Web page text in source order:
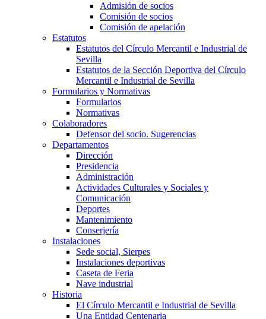
Admisión de socios
Comisión de socios
Comisión de apelación
Estatutos
Estatutos del Círculo Mercantil e Industrial de
Sevilla
Estatutos de la Sección Deportiva del Círculo
Mercantil e Industrial de Sevilla
Formularios y Normativas
Formularios
Normativas
Colaboradores
Defensor del socio. Sugerencias
Departamentos
Dirección
Presidencia
Administración
Actividades Culturales y Sociales y
Comunicación
Deportes
Mantenimiento
Conserjería
Instalaciones
Sede social, Sierpes
Instalaciones deportivas
Caseta de Feria
Nave industrial
Historia
El Círculo Mercantil e Industrial de Sevilla
Una Entidad Centenaria